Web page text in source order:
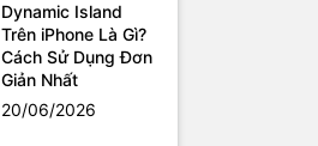
Dynamic Island
Trên iPhone Là Gì?
Cách Sử Dụng Đơn
Giản Nhất
20/06/2026